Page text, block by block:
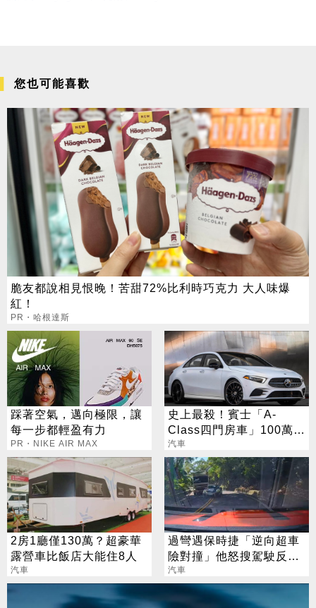
您也可能喜歡
脆友都說相見恨晚！苦甜72%比利時巧克力 大人味爆
紅！
PR・哈根達斯
踩著空氣，邁向極限，讓
每一步都輕盈有力
PR・NIKE AIR MAX
史上最殺！賓士「A-
Class四門房車」100萬就
能開回家
汽車
2房1廳僅130萬？超豪華
露營車比飯店大能住8人
汽車
過彎遇保時捷「逆向超車
險對撞」他怒搜駕駛反被
嗆：所以咧？
汽車